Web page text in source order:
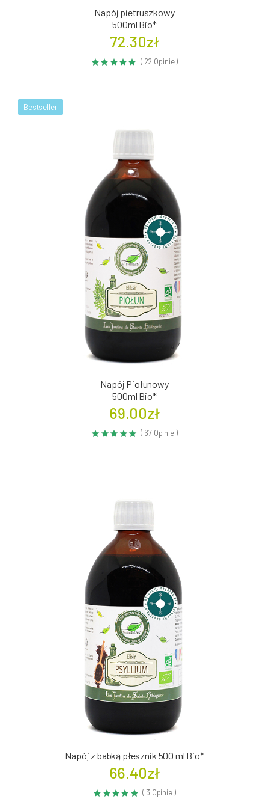
Napój pietruszkowy
500ml Bio*
72.30zł
( 22 Opinie )
Bestseller
Napój Piołunowy
500ml Bio*
69.00zł
( 67 Opinie )
Napój z babką płesznik 500 ml Bio*
66.40zł
( 3 Opinie )